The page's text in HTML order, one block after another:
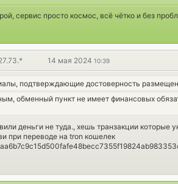
сервис просто космос, всё чётко и без
14 мая 2024 10:39
подтверждающие достоверность
обменный пункт не имеет финансовых
деньги не туда., хешь транзакции которые
при переводе на tron кошелек